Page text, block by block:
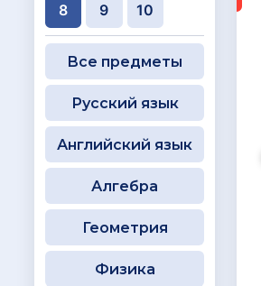
8 9 10
Все предметы
Русский язык
Английский язык
Алгебра
Геометрия
Физика